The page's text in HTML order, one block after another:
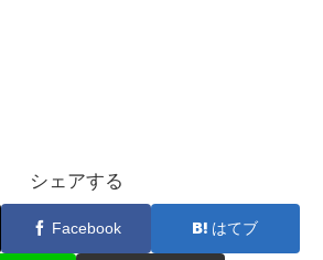
シェアする
Facebook はてブ